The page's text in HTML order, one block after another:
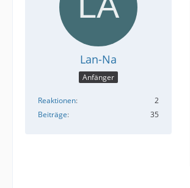
Lan-Na
Anfänger
Reaktionen
2
Beiträge
35